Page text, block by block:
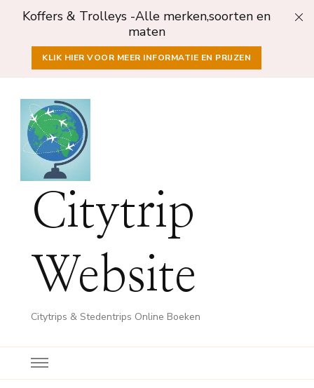
Koffers & Trolleys -Alle merken,soorten en
maten
KLIK HIER VOOR MEER INFORMATIE EN PRIJZEN
Citytrip
Website
Citytrips & Stedentrips Online Boeken